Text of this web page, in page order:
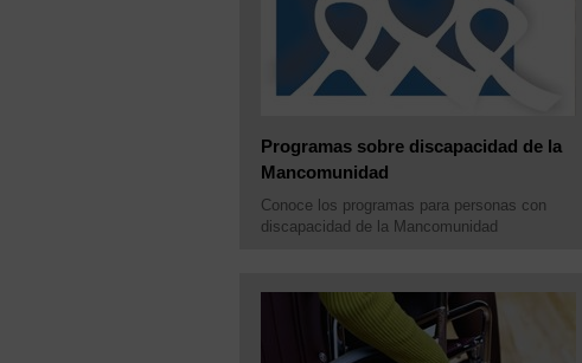
Programas sobre discapacidad de la
Mancomunidad
Conoce los programas para personas con
discapacidad de la Mancomunidad